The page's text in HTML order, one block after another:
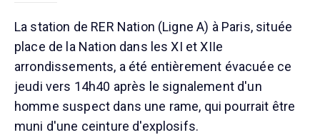
La station de RER Nation (Ligne A) à Paris, située
place de la Nation dans les XI et XIIe
arrondissements, a été entièrement évacuée ce
jeudi vers 14h40 après le signalement d'un
homme suspect dans une rame, qui pourrait être
muni d'une ceinture d'explosifs.